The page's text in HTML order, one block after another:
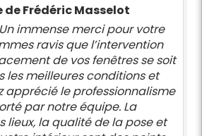
de Frédéric Masselot
immense merci pour votre
ravis que l’intervention
de vos fenêtres se soit
les meilleures conditions et
apprécié le professionnalisme
par notre équipe. La
lieux, la qualité de la pose et